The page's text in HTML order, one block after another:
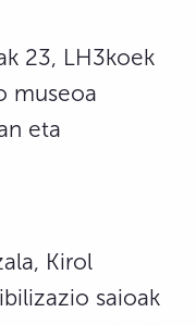
23, LH3koek
museoa
eta
Kirol
saioak